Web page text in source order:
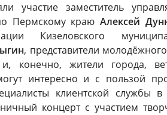
Выключены
Звуковой ассистент
Остановить
участие заместитель
Пермскому краюАлексей
Кизеловского
, представители
конечно, жители города,
интересно и с пользой
клиентской службы в
концерт с участием